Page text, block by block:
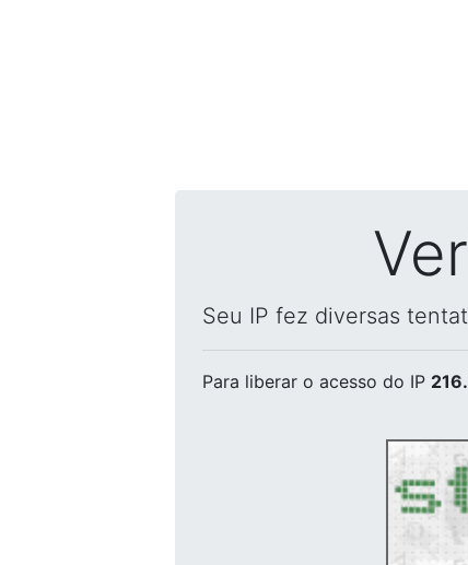
Seu IP fez diversas
Para liberar o acesso do IP